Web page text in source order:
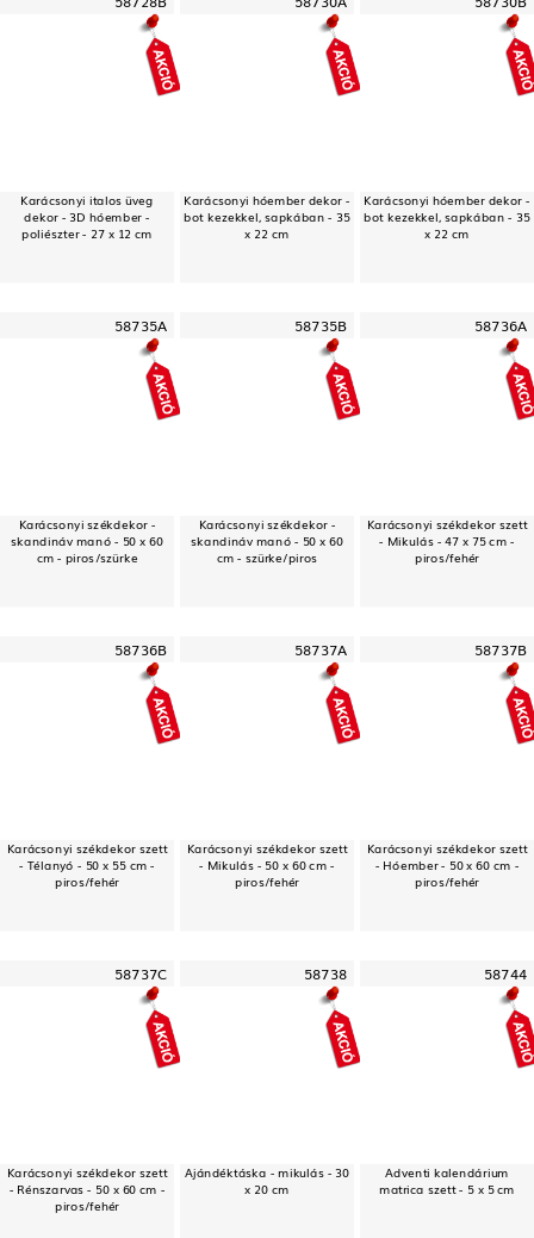
Karácsonyi italos üveg
dekor - 3D hóember -
poliészter - 27 x 12 cm
Karácsonyi hóember dekor -
bot kezekkel, sapkában - 35
x 22 cm
Karácsonyi hóember dekor -
bot kezekkel, sapkában - 35
x 22 cm
58735A
Karácsonyi székdekor -
skandináv manó - 50 x 60
cm - piros/szürke
58735B
Karácsonyi székdekor -
skandináv manó - 50 x 60
cm - szürke/piros
58736A
Karácsonyi székdekor szett
- Mikulás - 47 x 75 cm -
piros/fehér
58736B
Karácsonyi székdekor szett
- Télanyó - 50 x 55 cm -
piros/fehér
58737A
Karácsonyi székdekor szett
- Mikulás - 50 x 60 cm -
piros/fehér
58737B
Karácsonyi székdekor szett
- Hóember - 50 x 60 cm -
piros/fehér
58737C
Karácsonyi székdekor szett
- Rénszarvas - 50 x 60 cm -
piros/fehér
58738
Ajándéktáska - mikulás - 30
x 20 cm
58744
Adventi kalendárium
matrica szett - 5 x 5 cm